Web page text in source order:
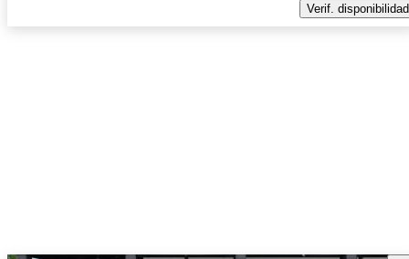
Verif. disponibilidad